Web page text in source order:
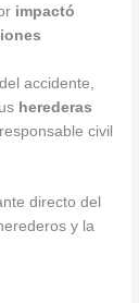
impactó
accidente,
herederas
responsable civil
directo del
y la